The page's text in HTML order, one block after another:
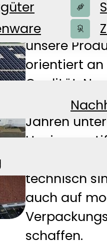
Tradition
unsere
orientiert an
Qualität,
höchste
Jahren
technisch
auch auf
schaffen.